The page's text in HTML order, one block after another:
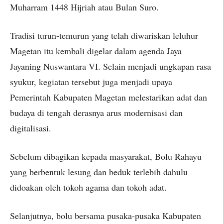
Muharram 1448 Hijriah atau Bulan Suro.
Tradisi turun-temurun yang telah diwariskan leluhur
Magetan itu kembali digelar dalam agenda Jaya
Jayaning Nuswantara VI. Selain menjadi ungkapan rasa
syukur, kegiatan tersebut juga menjadi upaya
Pemerintah Kabupaten Magetan melestarikan adat dan
budaya di tengah derasnya arus modernisasi dan
digitalisasi.
Sebelum dibagikan kepada masyarakat, Bolu Rahayu
yang berbentuk lesung dan beduk terlebih dahulu
didoakan oleh tokoh agama dan tokoh adat.
Selanjutnya, bolu bersama pusaka-pusaka Kabupaten